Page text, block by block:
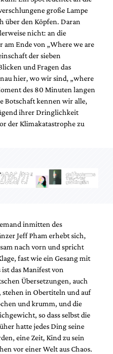
große Lampe
über den Köpfen. Daran
nicht: an die
am Ende von „Where we are
der sieben
und Fragen das
hier, wo wir sind, „where
des 80 Minuten langen
Botschaft kennen wir alle,
ihrer Dringlichkeit
der Klimakatastrophe zu
inmitten des
Jeff Pham erhebt sich,
nach vorn und spricht
fast wie ein Gesang mit
das Manifest von
Übersetzungen, auch
stehen in Obertiteln und auf
und krumm, und die
so dass selbst die
hatte jedes Ding seine
eine Zeit, Kind zu sein
vor einer Welt aus Chaos.